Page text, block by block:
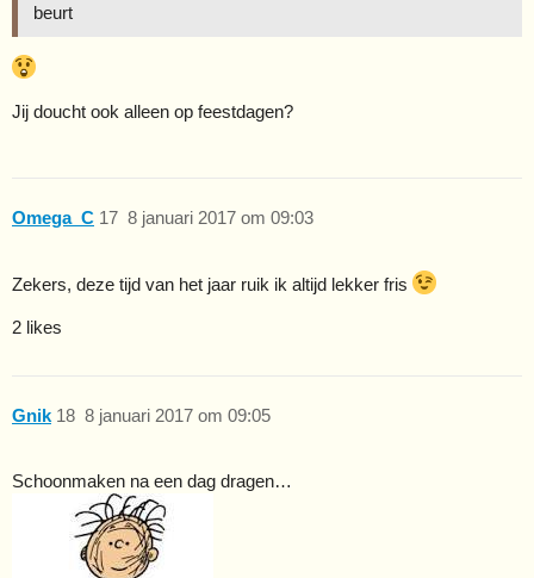
beurt
Jij doucht ook alleen op feestdagen?
Omega_C 8 januari 2017 om 09:03
17
Zekers, deze tijd van het jaar ruik ik altijd lekker fris
2 likes
Gnik 8 januari 2017 om 09:05
18
Schoonmaken na een dag dragen…